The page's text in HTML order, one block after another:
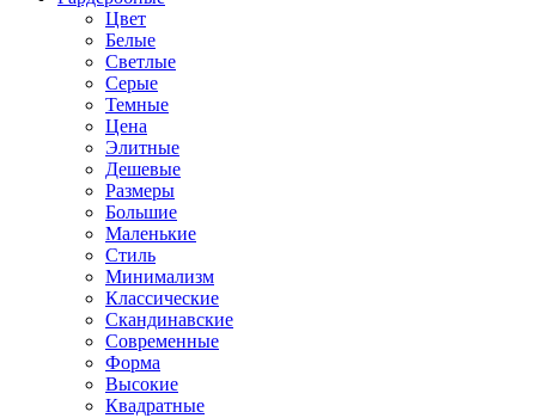
Цвет
Белые
Светлые
Серые
Темные
Цена
Элитные
Дешевые
Размеры
Большие
Маленькие
Стиль
Минимализм
Классические
Скандинавские
Современные
Форма
Высокие
Квадратные